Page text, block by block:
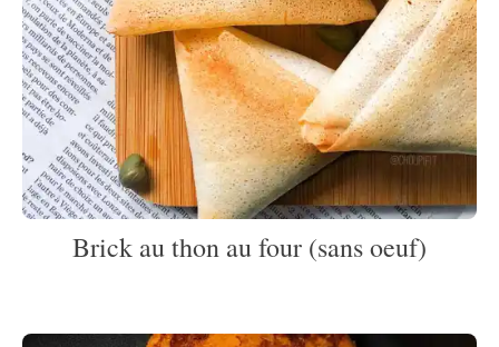
Brick au thon au four (sans oeuf)